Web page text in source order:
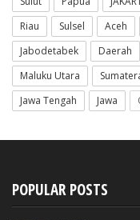
Riau
Sulsel Aceh
Jabodetabek
Daerah
Maluku Utara
Jawa Tengah
Jawa
POPULAR POSTS